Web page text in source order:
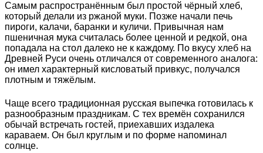
Самым распространённым был простой чёрный хлеб,
который делали из ржаной муки. Позже начали печь
пироги, калачи, баранки и куличи. Привычная нам
пшеничная мука считалась более ценной и редкой, она
попадала на стол далеко не к каждому. По вкусу хлеб на
Древней Руси очень отличался от современного аналога:
он имел характерный кисловатый привкус, получался
плотным и тяжёлым.
Чаще всего традиционная русская выпечка готовилась к
разнообразным праздникам. С тех времён сохранился
обычай встречать гостей, приехавших издалека
караваем. Он был круглым и по форме напоминал
солнце.